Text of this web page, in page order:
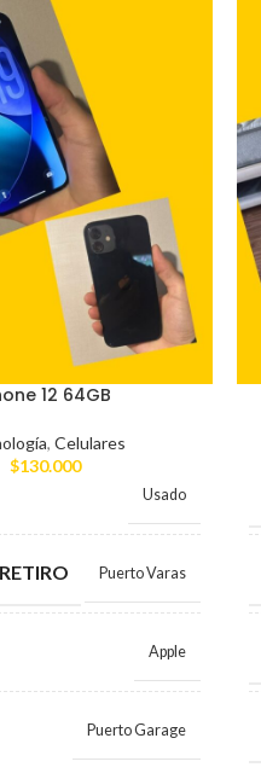
12 64GB
, Celulares
$130.000
Usado
Puerto Varas
Apple
Puerto Garage